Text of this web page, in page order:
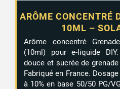
ARÔME CONCENTRÉ
10ML –
Arôme concentré
(10ml) pour e-liquide
douce et sucrée de
Fabriqué en France.
à 10% en base 50/50 PG/